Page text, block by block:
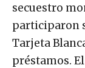
secuestro
participaron
Tarjeta
préstamos.